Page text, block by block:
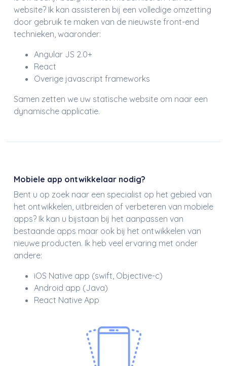
website? Ik kan assisteren bij een volledige omzetting
door gebruik te maken van de nieuwste front-end
technieken, waaronder:
Angular JS 2.0+
React
Overige javascript frameworks
Samen zetten we uw statische website om naar een
dynamische applicatie.
Mobiele app ontwikkelaar nodig?
Bent u op zoek naar een specialist op het gebied van
het ontwikkelen, uitbreiden of verbeteren van mobiele
apps? Ik kan u bijstaan bij het aanpassen van
bestaande apps maar ook bij het ontwikkelen van
nieuwe producten. Ik heb veel ervaring met onder
andere:
iOS Native app (swift, Objective-c)
Android app (Java)
React Native App